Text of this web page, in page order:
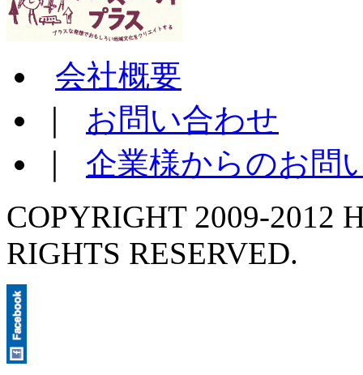
会社概要
お問い合わせ
企業様からのお問
COPYRIGHT 2009-2012
RIGHTS RESERVED.